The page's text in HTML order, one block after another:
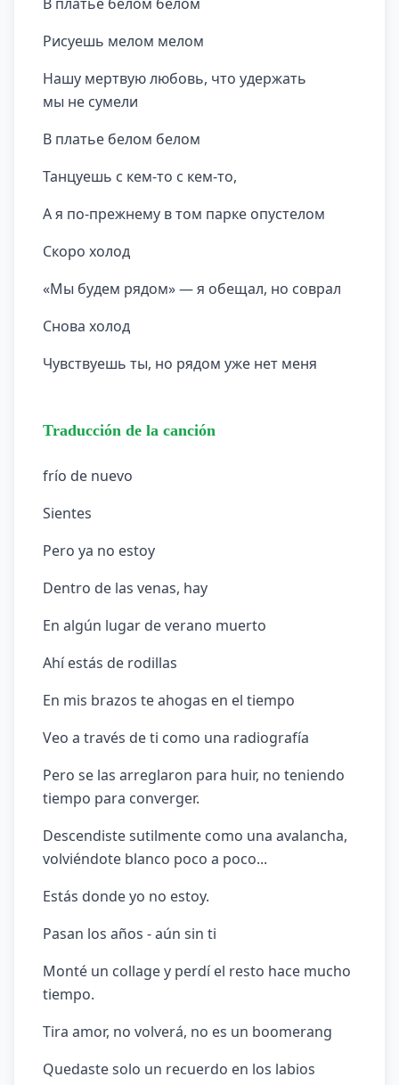
Рисуешь мелом мелом
Нашу мертвую любовь, что удержать
мы не сумели
В платье белом белом
Танцуешь с кем-то с кем-то,
А я по-прежнему в том парке опустелом
Скоро холод
«Мы будем рядом» — я обещал, но соврал
Снова холод
Чувствуешь ты, но рядом уже нет меня
Traducción de la canción
frío de nuevo
Sientes
Pero ya no estoy
Dentro de las venas, hay
En algún lugar de verano muerto
Ahí estás de rodillas
En mis brazos te ahogas en el tiempo
Veo a través de ti como una radiografía
Pero se las arreglaron para huir, no teniendo
tiempo para converger.
Descendiste sutilmente como una avalancha,
volviéndote blanco poco a poco...
Estás donde yo no estoy.
Pasan los años - aún sin ti
Monté un collage y perdí el resto hace mucho
tiempo.
Tira amor, no volverá, no es un boomerang
Quedaste solo un recuerdo en los labios